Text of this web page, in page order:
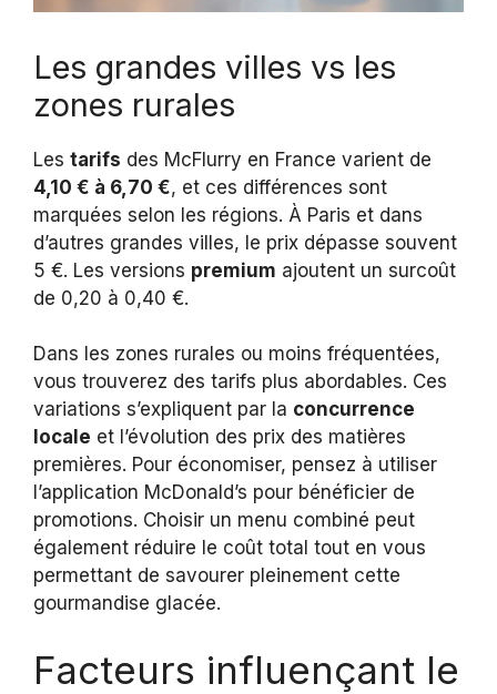
Les grandes villes vs les
zones rurales
Les tarifs des McFlurry en France varient de
4,10 € à 6,70 €, et ces différences sont
marquées selon les régions. À Paris et dans
d’autres grandes villes, le prix dépasse souvent
5 €. Les versions premium ajoutent un surcoût
de 0,20 à 0,40 €.
Dans les zones rurales ou moins fréquentées,
vous trouverez des tarifs plus abordables. Ces
variations s’expliquent par la concurrence
locale et l’évolution des prix des matières
premières. Pour économiser, pensez à utiliser
l’application McDonald’s pour bénéficier de
promotions. Choisir un menu combiné peut
également réduire le coût total tout en vous
permettant de savourer pleinement cette
gourmandise glacée.
Facteurs influençant le